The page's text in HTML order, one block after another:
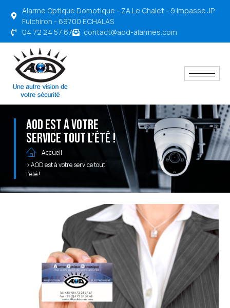
Alarme Optique Domotique - ZA Le Chalet - 9 Impasse JP
Fulchiron - 69700 ECHALAS
04 72 24 57 67
contact@aod-alarmes.com
AOD est à votre
service tout l’été !
Accueil
> AOD est à votre service tout
l’été !